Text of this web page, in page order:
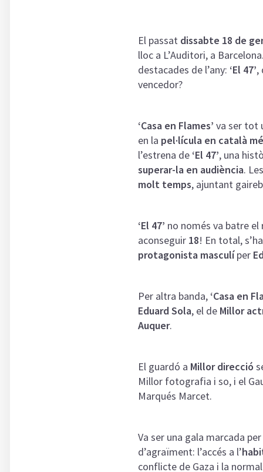
El passat dissabte 18 de
lloc a L’Auditori, a
destacades de l’any: ‘El 47’,
vencedor?
‘Casa en Flames’ va ser tot
en la pel·lícula en català
l’estrena de ‘El 47’, una
superar-la en audiència.
molt temps, ajuntant
‘El 47’ no només va batre
aconseguir 18! En total,
protagonista masculíper
Per altra banda, ‘Casa en
Eduard Sola, el de Millor
Auquer.
El guardó a Millor direcció
Millor fotografia i so, i el
Marqués Marcet.
Va ser una gala marcada
d’agraïment: l’accés a l’
conflicte de Gaza i la